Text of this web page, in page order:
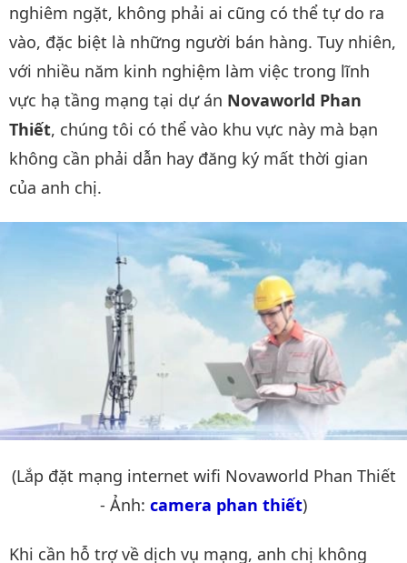
nghiêm ngặt, không phải ai cũng có thể tự do ra
vào, đặc biệt là những người bán hàng. Tuy nhiên,
với nhiều năm kinh nghiệm làm việc trong lĩnh
vực hạ tầng mạng tại dự án Novaworld Phan
Thiết, chúng tôi có thể vào khu vực này mà bạn
không cần phải dẫn hay đăng ký mất thời gian
của anh chị.
(Lắp đặt mạng internet wifi Novaworld Phan Thiết
- Ảnh: camera phan thiết)
Khi cần hỗ trợ về dịch vụ mạng, anh chị không